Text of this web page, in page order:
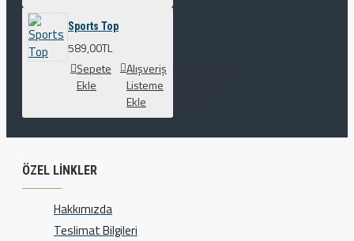
Sports Top
589,00TL
Sepete
Ekle
Alışveriş
Listeme
Ekle
ÖZEL LINKLER
Hakkımızda
Teslimat Bilgileri